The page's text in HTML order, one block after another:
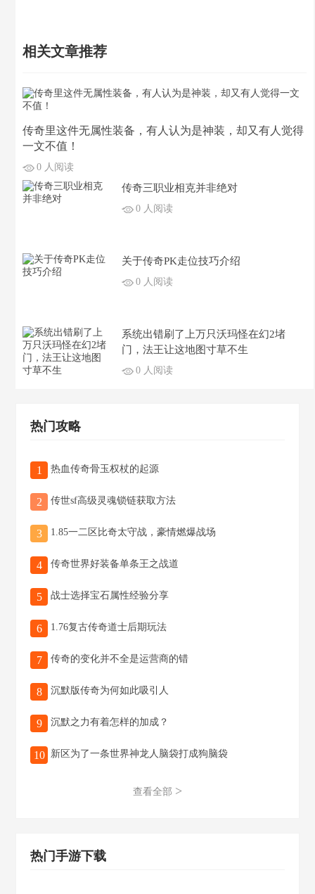
相关文章推荐
传奇里这件无属性装备，有人认为是神装，却又有人觉得
一文不值！
0 人阅读
传奇三职业相克并非绝对
0 人阅读
关于传奇PK走位技巧介绍
0 人阅读
系统出错刷了上万只沃玛怪在幻2堵
门，法王让这地图寸草不生
0 人阅读
热门攻略
1 热血传奇骨玉权杖的起源
2 传世sf高级灵魂锁链获取方法
3 1.85一二区比奇太守战，豪情燃爆战场
4 传奇世界好装备单条王之战道
5 战士选择宝石属性经验分享
6 1.76复古传奇道士后期玩法
7 传奇的变化并不全是运营商的错
8 沉默版传奇为何如此吸引人
9 沉默之力有着怎样的加成？
10 新区为了一条世界神龙人脑袋打成狗脑袋
查看全部 >
热门手游下载